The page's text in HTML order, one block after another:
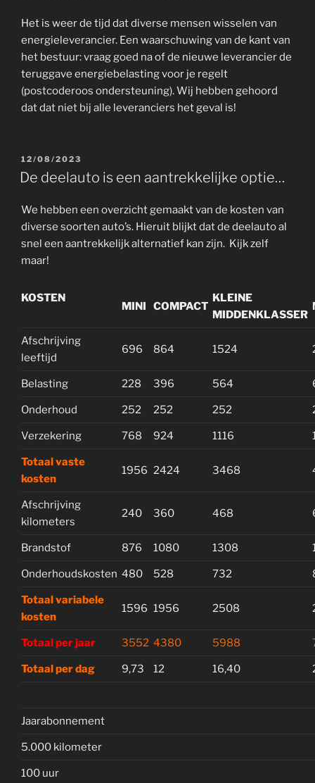
Het is weer de tijd dat diverse mensen wisselen van
energieleverancier. Een waarschuwing van de kant van
het bestuur: vraag goed na of de nieuwe leverancier de
teruggave energiebelasting voor je regelt
(postcoderoos ondersteuning). Wij hebben gehoord
dat dat niet bij alle leveranciers het geval is!
GEPLAATST
OP
12/08/2023
De deelauto is een aantrekkelijke optie…
We hebben een overzicht gemaakt van de kosten van
diverse soorten auto’s. Hieruit blijkt dat de deelauto al
snel een aantrekkelijk alternatief kan zijn. Kijk zelf
maar!
KOSTEN
MINI COMPACT
KLEINE
MIDDENKLASSER
Afschrijving
leeftijd
696 864 1524
Belasting 228 396 564
Onderhoud 252 252 252
Verzekering 768 924 1116
Totaal vaste
kosten
1956 2424 3468
Afschrijving
kilometers
240 360 468
Brandstof 876 1080 1308
Onderhoudskosten 480 528 732
Totaal variabele
kosten
1596 1956 2508
Totaal per jaar 3552 4380 5988
Totaal per dag 9,73 12 16,40
Jaarabonnement
5.000 kilometer
100 uur